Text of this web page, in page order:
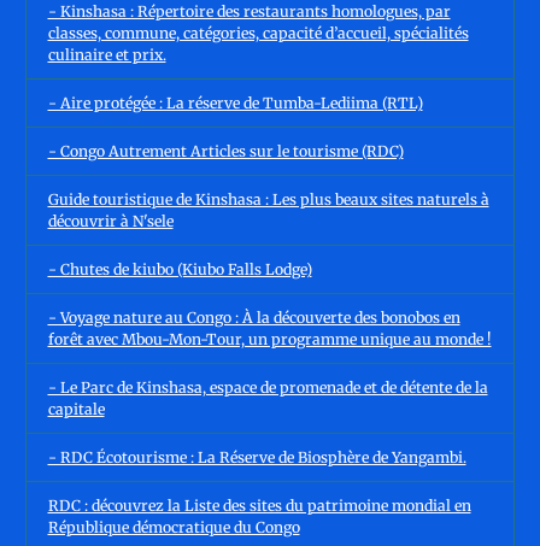
- Kinshasa : Répertoire des restaurants homologues, par
classes, commune, catégories, capacité d’accueil, spécialités
culinaire et prix.
- Aire protégée : La réserve de Tumba-Lediima (RTL)
- Congo Autrement Articles sur le tourisme (RDC)
Guide touristique de Kinshasa : Les plus beaux sites naturels à
découvrir à N'sele
- Chutes de kiubo (Kiubo Falls Lodge)
- Voyage nature au Congo : À la découverte des bonobos en
forêt avec Mbou-Mon-Tour, un programme unique au monde !
- Le Parc de Kinshasa, espace de promenade et de détente de la
capitale
- RDC Écotourisme : La Réserve de Biosphère de Yangambi.
RDC : découvrez la Liste des sites du patrimoine mondial en
République démocratique du Congo